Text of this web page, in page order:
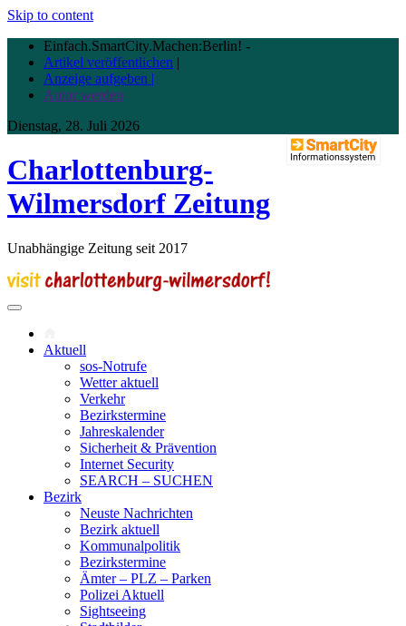
Skip to content
Einfach.SmartCity.Machen:Berlin! -
Artikel veröffentlichen |
Anzeige aufgeben |
Autor werden
Dienstag, 28. Juli 2026
Charlottenburg-
Wilmersdorf Zeitung
Unabhängige Zeitung seit 2017
Aktuell
sos-Notrufe
Wetter aktuell
Verkehr
Bezirkstermine
Jahreskalender
Sicherheit & Prävention
Internet Security
SEARCH – SUCHEN
Bezirk
Neuste Nachrichten
Bezirk aktuell
Kommunalpolitik
Bezirkstermine
Ämter – PLZ – Parken
Polizei Aktuell
Sightseeing